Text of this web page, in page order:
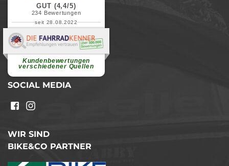
GUT (4,4/5)
234 Bewertungen
seit 28.08.2022
Kundenbewertungen
verschiedener Quellen
Elvira B.
Superschnelle und freundliche
weiterlesen
SOCIAL MEDIA
WIR SIND
BIKE&CO PARTNER